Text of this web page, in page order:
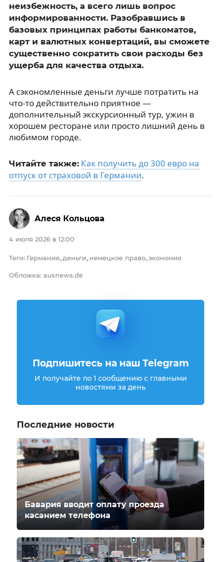
неизбежность, а всего лишь вопрос
информированности. Разобравшись в
базовых принципах работы банкоматов,
карт и валютных конвертаций, вы сможете
существенно сократить свои расходы без
ущерба для качества отдыха.
А сэкономленные деньги лучше потратить на
что-то действительно приятное —
дополнительный экскурсионный тур, ужин в
хорошем ресторане или просто лишний день в
любимом городе.
Читайте также: Как получить до 300 евро на
отпуск от страховой в Германии.
4 июля 2026 в 12:00
Теги: Германия, деньги, немецкое право,экономия
Обложка: ausnews.de
Алеся Кольцова
Подпишитесь на наш Telegram
И получайте по 1 сообщению с главными
новостями за день
Последние новости
Бавария вводит оплату проезда
касанием телефона